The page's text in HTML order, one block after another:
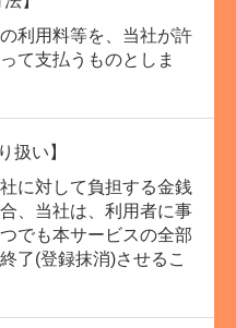
利用料等を、当社が許
て支払うものとしま
扱い】
に対して負担する金銭
、当社は、利用者に事
でも本サービスの全部
了(登録抹消)させるこ